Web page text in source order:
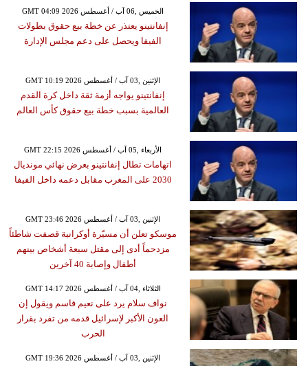
GMT 04:09 2026 الخميس ,06 آب / أغسطس
إنفانتينو يعتذر عن خطة بيع حقوق بطولات
الفيفا ويحصل على دعم مجلس الإدارة
GMT 10:19 2026 الإثنين ,03 آب / أغسطس
إنفانتينو يواجه أزمة ثقة داخل كرة القدم
العالمية بسبب خطة بيع حقوق كأس العالم
GMT 22:15 2026 الأربعاء ,05 آب / أغسطس
اتهامات تطال إنفانتينو بعرض نهائي مونديال
2030 على المغرب مقابل دعمه داخل الفيفا
GMT 23:46 2026 الإثنين ,03 آب / أغسطس
موسكو تعلن أن مسيّرة أوكرانية قصفت شاطئاً
مزدحماً أدى إلى مقتل سبعة أشخاص بينهم
أطفال وإصابة 40 آخرين
GMT 14:17 2026 الثلاثاء ,04 آب / أغسطس
نواف سلام يرد على نعيم قاسم ويقول إن
العون الأكبر لإسرائيل قدمه من تفرد بقرار
الحرب
GMT 19:36 2026 الإثنين ,03 آب / أغسطس